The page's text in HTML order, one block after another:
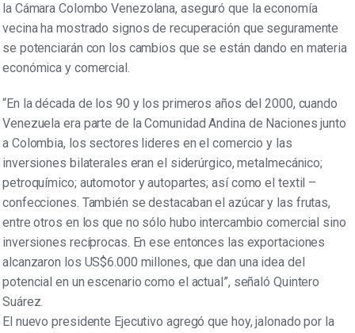
la Cámara Colombo Venezolana, aseguró que la economía
vecina ha mostrado signos de recuperación que seguramente
se potenciarán con los cambios que se están dando en materia
económica y comercial.
“En la década de los 90 y los primeros años del 2000, cuando
Venezuela era parte de la Comunidad Andina de Naciones junto
a Colombia, los sectores lideres en el comercio y las
inversiones bilaterales eran el siderúrgico, metalmecánico;
petroquímico; automotor y autopartes; así como el textil –
confecciones. También se destacaban el azúcar y las frutas,
entre otros en los que no sólo hubo intercambio comercial sino
inversiones recíprocas. En ese entonces las exportaciones
alcanzaron los US$6.000 millones, que dan una idea del
potencial en un escenario como el actual”, señaló Quintero
Suárez.
El nuevo presidente Ejecutivo agregó que hoy, jalonado por la